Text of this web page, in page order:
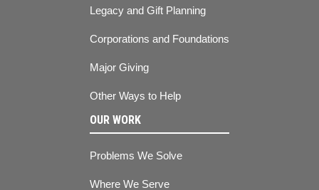
Legacy and Gift Planning
Corporations and Foundations
Major Giving
Other Ways to Help
OUR WORK
Problems We Solve
Where We Serve